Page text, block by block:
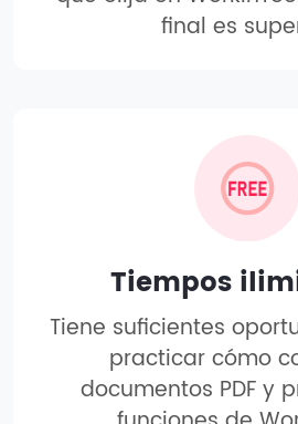
final es
Tiempos
Tiene suficientes
practicar cómo
documentos PDF y